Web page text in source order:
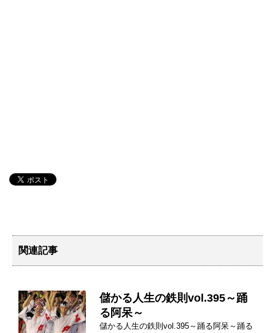
関連記事
儲かる人生の鉄則vol.395～踊
る阿呆～
儲かる人生の鉄則vol.395～踊る阿呆～踊る